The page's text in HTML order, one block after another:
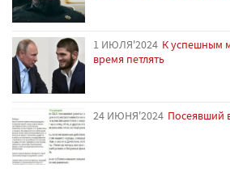
1 ИЮЛЯ'2024 К успешным
время петлять
24 ИЮНЯ'2024 Посеявший